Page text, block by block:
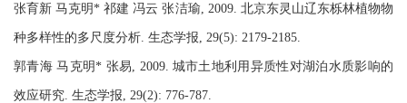
张育新 马克明* 祁建 冯云 张洁瑜, 2009. 北京东灵山辽东栎林植物物
种多样性的多尺度分析. 生态学报, 29(5): 2179-2185.
郭青海 马克明* 张易, 2009. 城市土地利用异质性对湖泊水质影响的
效应研究. 生态学报, 29(2): 776-787.